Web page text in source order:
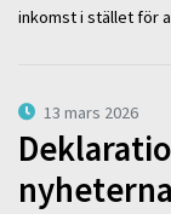
inkomst i stället för
13 mars 2026